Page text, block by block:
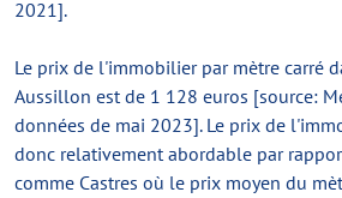
2021].
Le prix de l'immobilier par mètre carré
Aussillon est de 1 128 euros [source:
données de mai 2023]. Le prix de
donc relativement abordable par
comme Castres où le prix moyen du